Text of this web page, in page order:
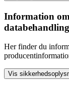
Information
databehandling
Her finder du
Vis